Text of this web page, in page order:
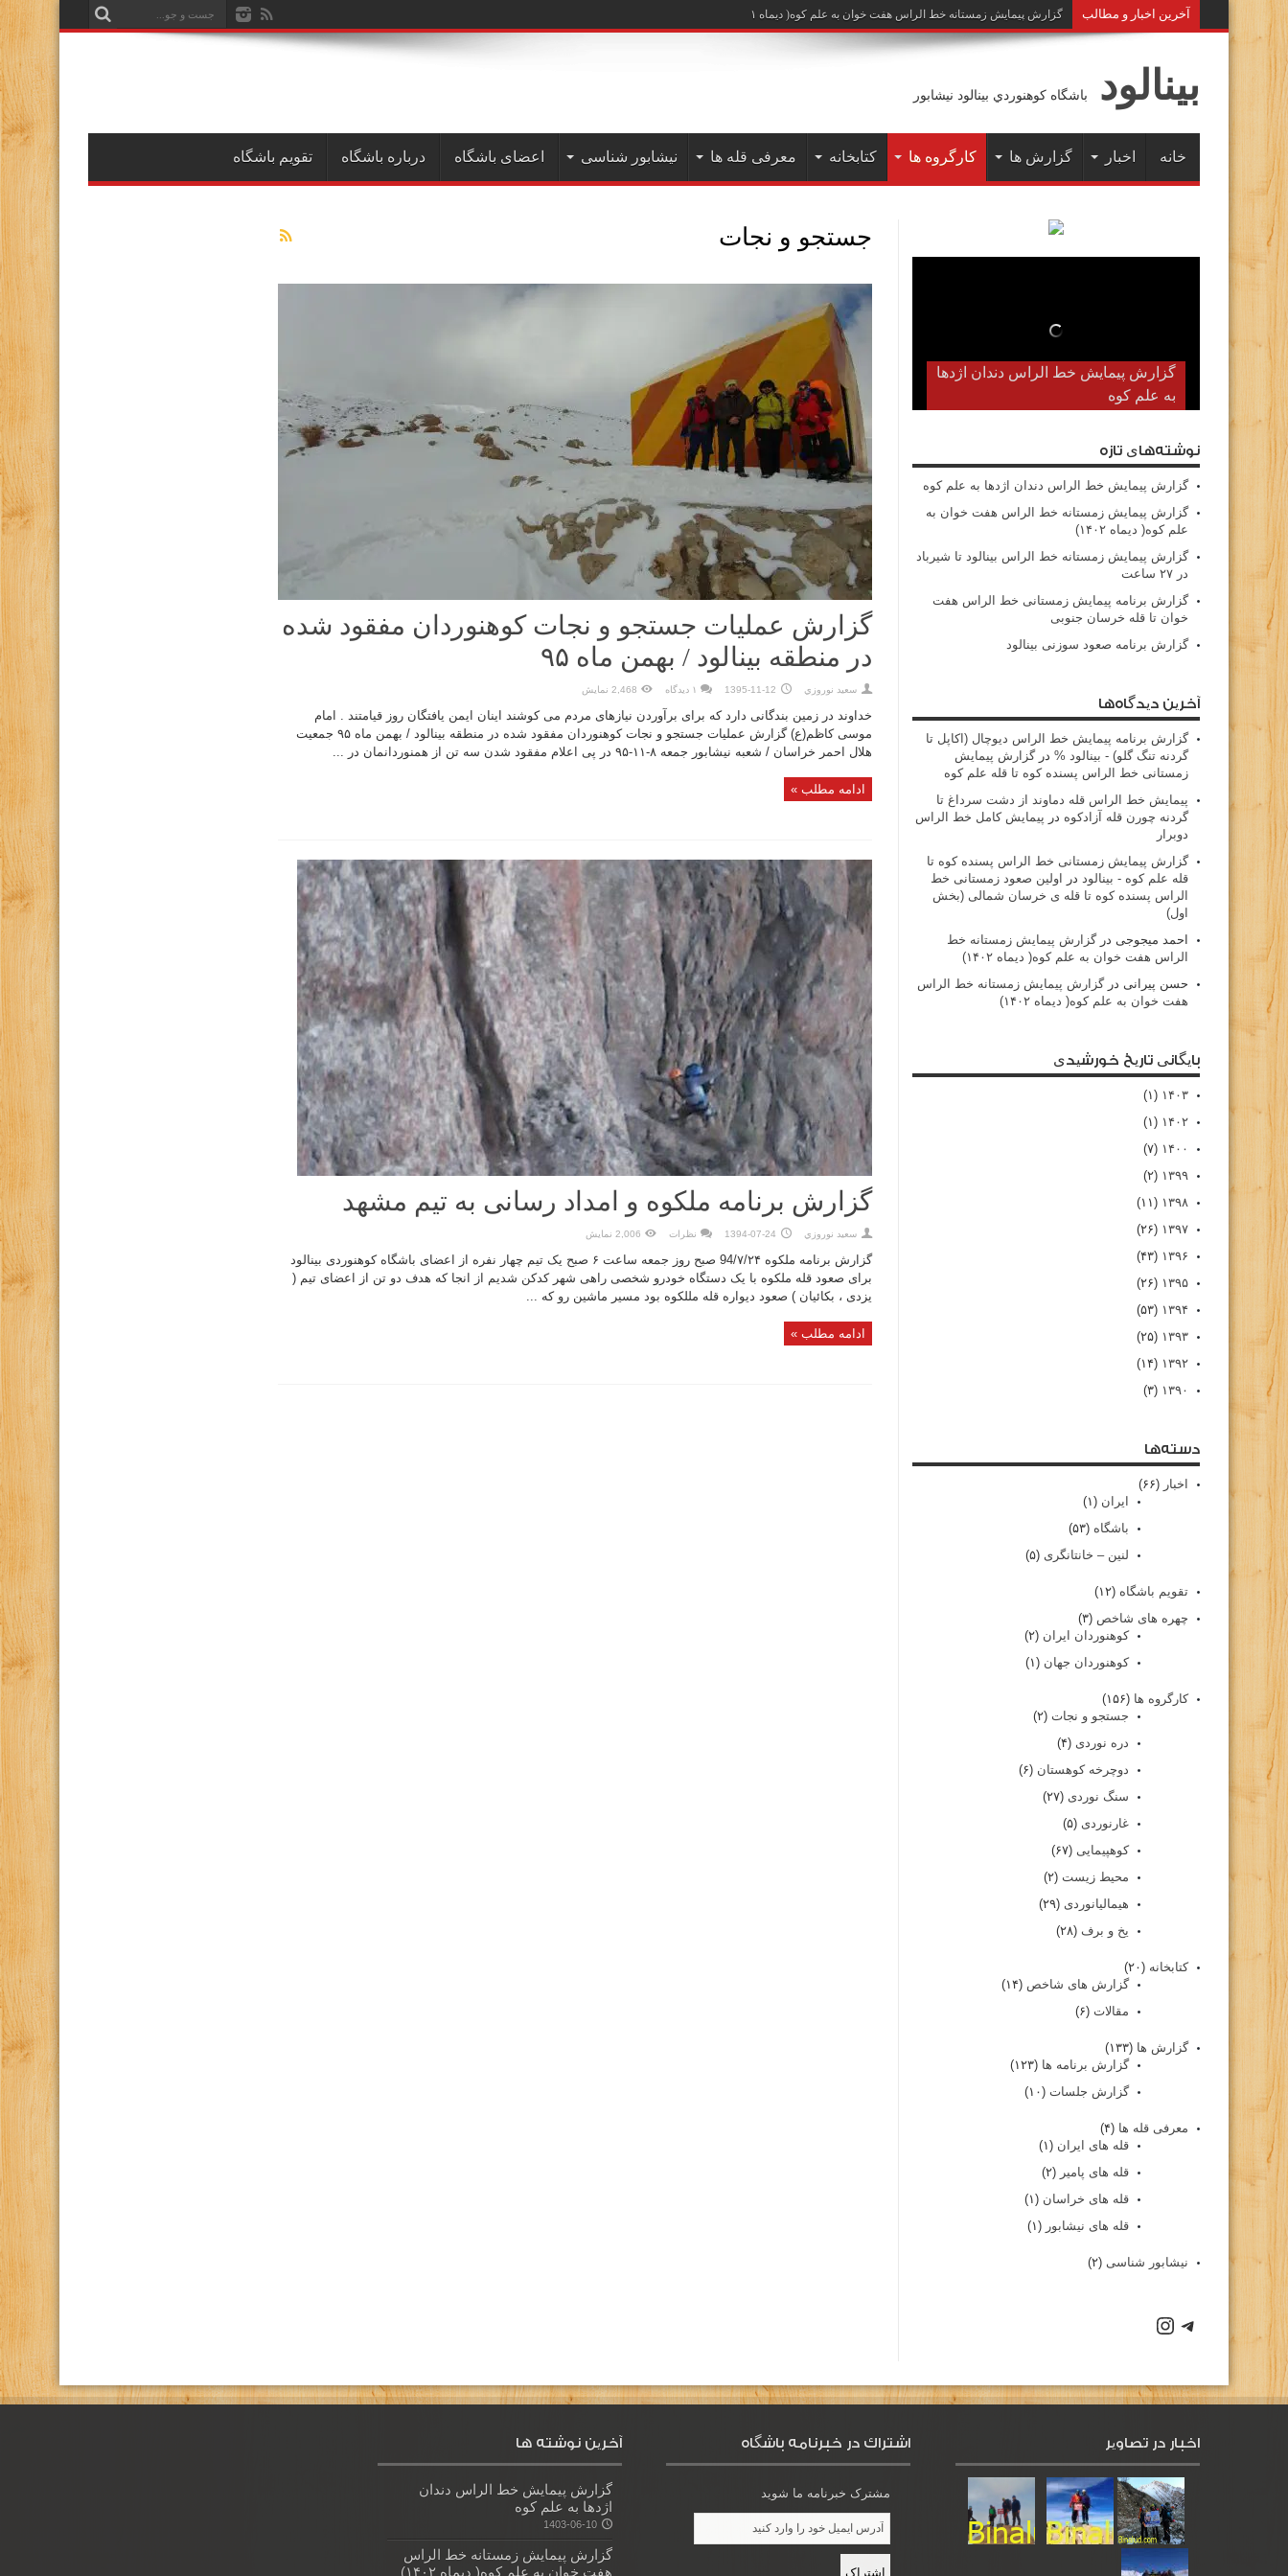
آخرين اخبار و مطالب گزارش پیمایش زمستانه خط الراس هفت خوان به علم کوه( دیماه ۱۴۰۲)
بينالود باشگاه كوهنوردي بينالود نيشابور
خانه اخبار گزارش ها کارگروه ها کتابخانه معرفی قله ها نیشابور شناسی اعضای باشگاه درباره باشگاه تقویم باشگاه
جستجو و نجات
گزارش عملیات جستجو و نجات کوهنوردان مفقود شده
در منطقه بینالود / بهمن ماه ۹۵
سعيد نوروزي 1395-11-12 ۱ دیدگاه 2,468 نمایش
خداوند در زمین بندگانی دارد که برای برآوردن نیازهای مردم می کوشند اینان ایمن یافتگان روز قیامتند . امام
موسی کاظم(ع) گزارش عملیات جستجو و نجات کوهنوردان مفقود شده در منطقه بینالود / بهمن ماه ۹۵ جمعیت
هلال احمر خراسان / شعبه نیشابور جمعه ۸-۱۱-۹۵ در پی اعلام مفقود شدن سه تن از همنوردانمان در ...
ادامه مطلب »
گزارش برنامه ملکوه و امداد رسانی به تیم مشهد
سعيد نوروزي 1394-07-24 نظرات 2,006 نمایش
گزارش برنامه ملکوه 94/۷/۲۴ صبح روز جمعه ساعت ۶ صبح یک تیم چهار نفره از اعضای باشگاه کوهنوردی بینالود
برای صعود قله ملکوه با یک دستگاه خودرو شخصی راهی شهر کدکن شدیم از انجا که هدف دو تن از اعضای تیم (
یزدی ، بکائیان ) صعود دیواره قله مللکوه بود مسیر ماشین رو که ...
ادامه مطلب »
گزارش پیمایش زمستانه خط الراس
هفت خوان به علم کوه( دیماه ۱۴۰۲)
نوشته‌های تازه
گزارش پیمایش خط الراس دندان اژدها به علم کوه
گزارش پیمایش زمستانه خط الراس هفت خوان به
علم کوه( دیماه ۱۴۰۲)
گزارش پیمایش زمستانه خط الراس بینالود تا شیرباد
در ۲۷ ساعت
گزارش برنامه پیمایش زمستانی خط الراس هفت
خوان تا قله خرسان جنوبی
گزارش برنامه صعود سوزنی بینالود
آخرین دیدگاه‌ها
گزارش برنامه پيمايش خط الراس ديوچال (اكاپل تا
گردنه تنگ گلو) - بينالود % درگزارش پیمایش
زمستانی خط الراس پسنده کوه تا قله علم کوه
پيمايش خط الراس قله دماوند از دشت سرداغ تا
گردنه چورن قله آزادكوه در پیمایش کامل خط الراس
دوبرار
گزارش پیمایش زمستانی خط الراس پسنده کوه تا
قله علم کوه - بينالود در
اولین صعود زمستانی خط
الراس پسنده کوه تا قله ی خرسان شمالی (بخش
اول)
احمد میجوجی درگزارش پیمایش زمستانه خط
الراس هفت خوان به علم کوه( دیماه ۱۴۰۲)
حسن پیرانی درگزارش پیمایش زمستانه خط الراس
هفت خوان به علم کوه( دیماه ۱۴۰۲)
بایگانی تاریخ خورشیدی
۱۴۰۳ (۱)
۱۴۰۲ (۱)
۱۴۰۰ (۷)
۱۳۹۹ (۲)
۱۳۹۸ (۱۱)
۱۳۹۷ (۲۶)
۱۳۹۶ (۴۳)
۱۳۹۵ (۲۶)
۱۳۹۴ (۵۳)
۱۳۹۳ (۲۵)
۱۳۹۲ (۱۴)
۱۳۹۰ (۳)
دسته‌ها
اخبار (۶۶)
ایران (۱)
باشگاه (۵۳)
لنین – خانتانگری (۵)
تقویم باشگاه (۱۲)
چهره های شاخص (۳)
کوهنوردان ایران (۲)
کوهنوردان جهان (۱)
کارگروه ها (۱۵۶)
جستجو و نجات (۲)
دره نوردی (۴)
دوچرخه کوهستان (۶)
سنگ نوردی (۲۷)
غارنوردی (۵)
کوهپیمایی (۶۷)
محیط زیست (۲)
هیمالیانوردی (۲۹)
یخ و برف (۲۸)
کتابخانه (۲۰)
گزارش های شاخص (۱۴)
مقالات (۶)
گزارش ها (۱۳۳)
گزارش برنامه ها (۱۲۳)
گزارش جلسات (۱۰)
معرفی قله ها (۴)
قله های ایران (۱)
قله های پامیر (۲)
قله های خراسان (۱)
قله های نیشابور (۱)
نیشابور شناسی (۲)
اخبار در تصاویر اشتراك در خبرنامه باشگاه
مشترک خبرنامه ما شوید
آخرین نوشته ها
گزارش پیمایش خط الراس دندان
اژدها به علم کوه
1403-06-10
گزارش پیمایش زمستانه خط الراس
هفت خوان به علم کوه( دیماه ۱۴۰۲)